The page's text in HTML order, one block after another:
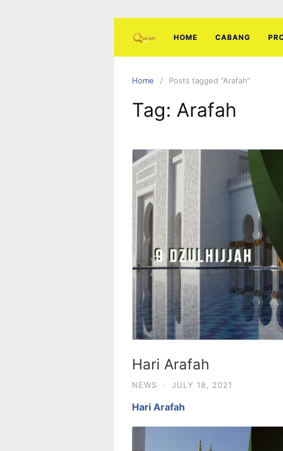
HOME CABANG
Home Posts tagged “Arafah”
Tag: Arafah
Hari Arafah
NEWS · JULY 18, 2021
Hari Arafah